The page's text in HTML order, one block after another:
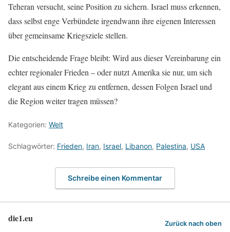
Teheran versucht, seine Position zu sichern. Israel muss erkennen,
dass selbst enge Verbündete irgendwann ihre eigenen Interessen
über gemeinsame Kriegsziele stellen.
Die entscheidende Frage bleibt: Wird aus dieser Vereinbarung ein
echter regionaler Frieden – oder nutzt Amerika sie nur, um sich
elegant aus einem Krieg zu entfernen, dessen Folgen Israel und
die Region weiter tragen müssen?
Kategorien: Welt
Schlagwörter: Frieden, Iran, Israel, Libanon, Palestina, USA
Schreibe einen Kommentar
die1.eu Zurück nach oben